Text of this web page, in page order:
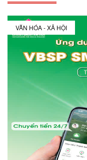
VĂN HÓA - XÃ HỘI